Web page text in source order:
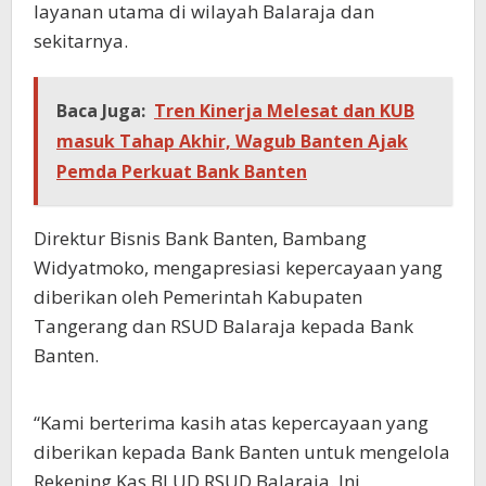
layanan utama di wilayah Balaraja dan
sekitarnya.
Baca Juga: Tren Kinerja Melesat dan KUB
masuk Tahap Akhir, Wagub Banten Ajak
Pemda Perkuat Bank Banten
Direktur Bisnis Bank Banten, Bambang
Widyatmoko, mengapresiasi kepercayaan yang
diberikan oleh Pemerintah Kabupaten
Tangerang dan RSUD Balaraja kepada Bank
Banten.
“Kami berterima kasih atas kepercayaan yang
diberikan kepada Bank Banten untuk mengelola
Rekening Kas BLUD RSUD Balaraja. Ini